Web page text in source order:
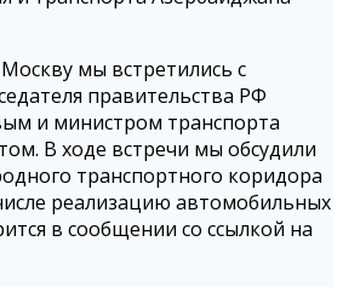
мы встретились с
правительства РФ
и министром транспорта
В ходе встречи мы обсудили
транспортного коридора
реализацию автомобильных
в сообщении со ссылкой на